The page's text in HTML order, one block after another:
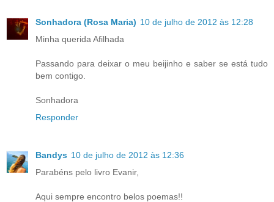
Sonhadora (Rosa Maria) 10 de julho de 2012 às 12:28
Minha querida Afilhada
Passando para deixar o meu beijinho e saber se está tudo
bem contigo.
Sonhadora
Responder
Bandys 10 de julho de 2012 às 12:36
Parabéns pelo livro Evanir,
Aqui sempre encontro belos poemas!!